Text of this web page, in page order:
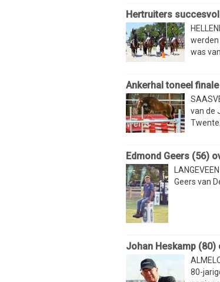
Hertruiters
werden
was
Ankerhal toneel
van de
Edmond Geers (56)
Geers van
Johan Heskamp (80)
80-